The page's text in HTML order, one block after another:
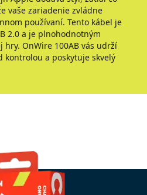
vaše zariadenie zvládne
používaní. Tento kábel je
2.0 a je plnohodnotným
OnWire 100AB vás udrží
kontrolou a poskytuje skvelý